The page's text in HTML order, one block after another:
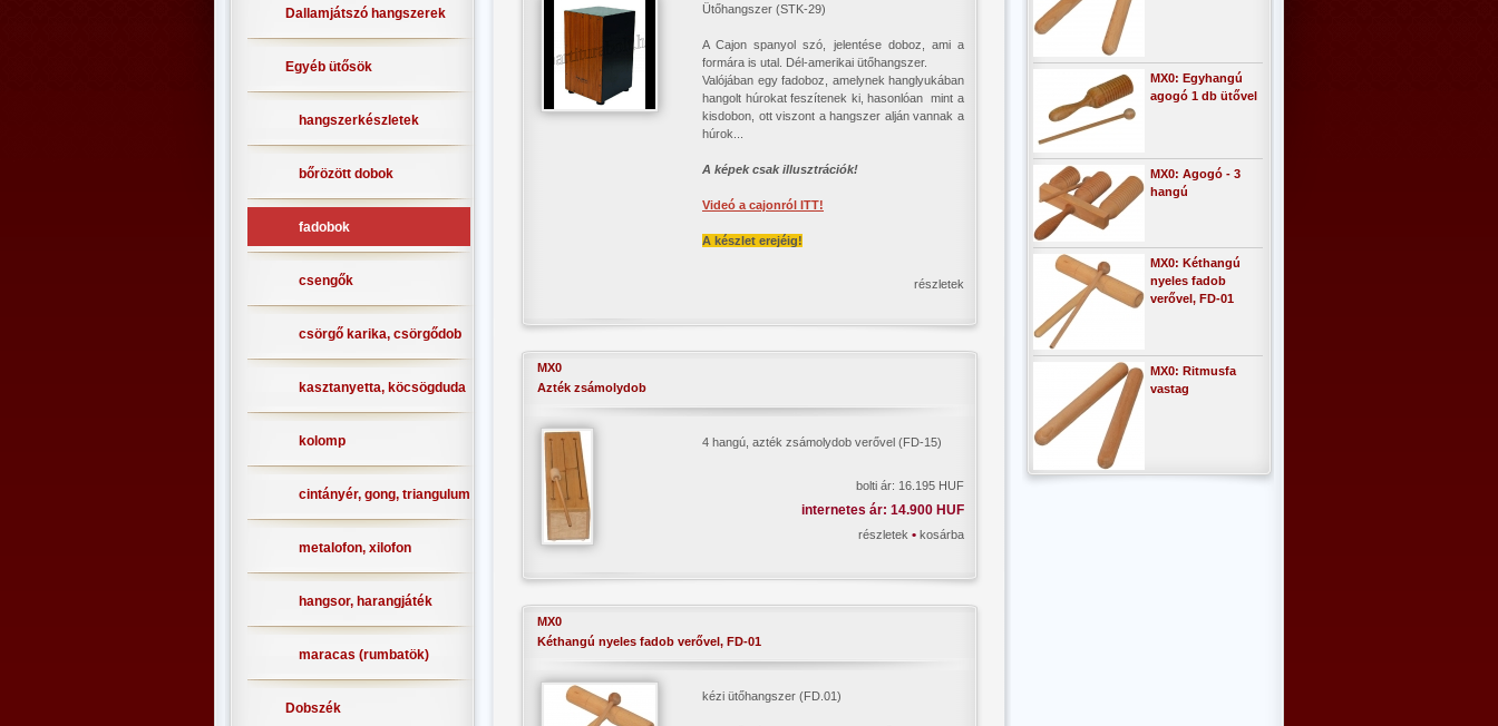
Dallamjátszó hangszerek
Egyéb ütősök
hangszerkészletek
bőrözött dobok
fadobok
csengők
csörgő karika, csörgődob
kasztanyetta, köcsögduda
kolomp
cintányér, gong, triangulum
metalofon, xilofon
hangsor, harangjáték
maracas (rumbatök)
Dobszék
Ütőhangszer (STK-29)
A Cajon spanyol szó, jelentése doboz, ami a
formára is utal. Dél-amerikai ütőhangszer.
Valójában egy fadoboz, amelynek hanglyukában
hangolt húrokat feszítenek ki, hasonlóan mint a
kisdobon, ott viszont a hangszer alján vannak a
húrok...
A képek csak illusztrációk!
Videó a cajonról ITT!
A készlet erejéig!
részletek
MX0
Azték zsámolydob
4 hangú, azték zsámolydob verővel (FD-15)
bolti ár: 16.195 HUF
internetes ár: 14.900 HUF
részletek • kosárba
MX0
Kéthangú nyeles fadob verővel, FD-01
kézi ütőhangszer (FD.01)
MX0: Egyhangú
agogó 1 db ütővel
MX0: Agogó - 3
hangú
MX0: Kéthangú
nyeles fadob
verővel, FD-01
MX0: Ritmusfa
vastag